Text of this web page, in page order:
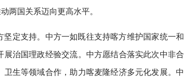
两国关系迈向更高水平。
定支持。中方一如既往支持喀方维护国家统一和
治国理政经验交流。中方愿结合落实此次中非合
生等领域合作，助力喀麦隆经济多元化发展。中